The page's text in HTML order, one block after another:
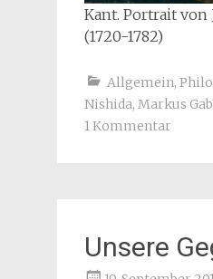
Kant. Portrait
(1720-1782)
Allgemein,
Nishida, Markus
1 Kommentar
Unsere